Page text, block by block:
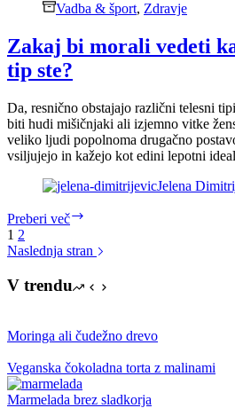
boljše
Vadba & šport, Zdravje
Zakaj bi morali vedeti
tip ste?
Da, resnično obstajajo različni telesni
biti hudi mišičnjaki ali izjemno vitke
veliko ljudi popolnoma drugačno
vsiljujejo in kažejo kot edini lepotni
Jelena
Preberi več
morali
morfološki
ste?
1 2
Naslednja stran
V trendu
Moringa ali čudežno drevo
Veganska čokoladna torta z malinami
Marmelada brez sladkorja